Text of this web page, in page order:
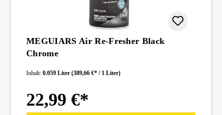
MEGUIARS Air Re-Fresher Black
Chrome
Inhalt: 0.059 Liter (389,66 €* / 1 Liter)
22,99 €*